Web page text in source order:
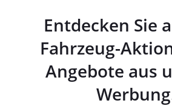
Entdecken Sie
Fahrzeug-
Angebote aus